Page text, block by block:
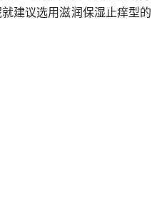
建议选用滋润保湿止痒型的